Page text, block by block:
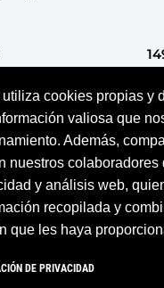
cookies propias y
valiosa que
Además,
nuestros colaboradores
y análisis web,
recopilada y
que les haya
DE PRIVACIDAD
AÑADIR
gracias a
Condiciones